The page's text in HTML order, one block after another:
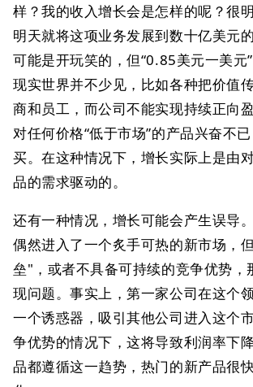
样？我的收入增长会是怎样的呢？很
明天就将这项业务发展到数十亿美元
可能是开玩笑的，但“0.85美元一美元
现实世界并不少见，比如各种把价值
商和员工，而公司不能实现持续正向
对任何价格“低于市场”的产品兴奋不
买。在这种情况下，增长实际上是由
品的需求驱动的。
还有一种情况，增长可能会产生误导
偶然进入了一个炙手可热的新市场，
垒"，或者不具备可持续的竞争优势，
现问题。事实上，第一家公司在这个
一个诱惑器，吸引其他公司进入这个
争优势的情况下，这将导致利润率下
品都遵循这一趋势，热门的新产品很